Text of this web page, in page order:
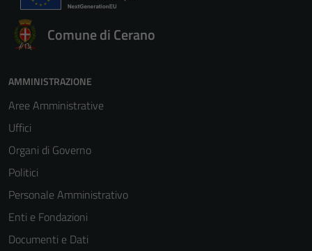
Comune di Cerano
AMMINISTRAZIONE
Aree Amministrative
Uffici
Organi di Governo
Politici
Personale Amministrativo
Enti e Fondazioni
Documenti e Dati